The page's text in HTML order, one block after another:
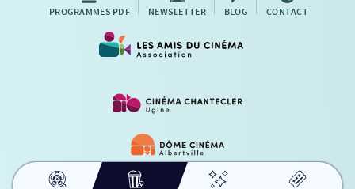
PROGRAMMES PDF NEWSLETTER BLOG CONTACT